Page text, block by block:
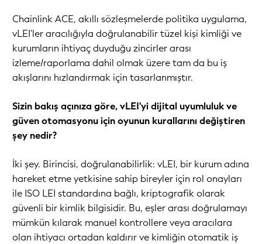
Chainlink ACE, akıllı sözleşmelerde politika uygulama,
vLEI'ler aracılığıyla doğrulanabilir tüzel kişi kimliği ve
kurumların ihtiyaç duyduğu zincirler arası
izleme/raporlama dahil olmak üzere tam da bu iş
akışlarını hızlandırmak için tasarlanmıştır.
Sizin bakış açınıza göre, vLEI'yi dijital uyumluluk ve
güven otomasyonu için oyunun kurallarını değiştiren
şey nedir?
İki şey. Birincisi, doğrulanabilirlik: vLEI, bir kurum adına
hareket etme yetkisine sahip bireyler için rol onayları
ile ISO LEI standardına bağlı, kriptografik olarak
güvenli bir kimlik bilgisidir. Bu, eşler arası doğrulamayı
mümkün kılarak manuel kontrollere veya aracılara
olan ihtiyacı ortadan kaldırır ve kimliğin otomatik iş